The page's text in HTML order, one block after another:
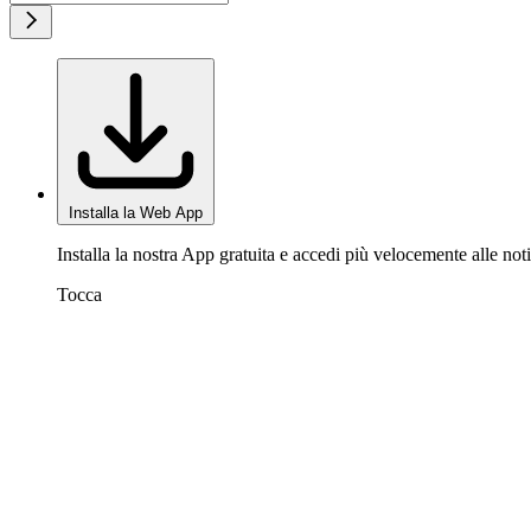
Installa la Web App
Installa la nostra App gratuita e accedi più velocemente alle
Tocca